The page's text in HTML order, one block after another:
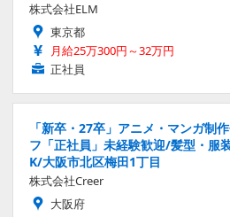
株式会社ELM
東京都
月給25万300円～32万円
正社員
「新卒・27卒」アニメ・マンガ制
フ「正社員」未経験歓迎/髪型・服
K/大阪市北区梅田1丁目
株式会社Creer
大阪府